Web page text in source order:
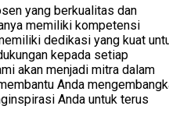
yang berkualitas dan
memiliki kompetensi
dedikasi yang kuat
kepada setiap
akan menjadi mitra dalam
Anda
Anda untuk terus